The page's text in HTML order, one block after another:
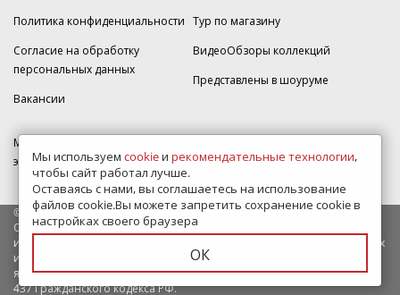
Политика конфиденциальности
Согласие на обработку
персональных данных
Вакансии
Тур по магазину
ВидеоОбзоры коллекций
Представлены в шоуруме
МКАД 2км внешняя сторона, д. 2, ТРЦ "Шоколад" (РИО) Реутов, -1
этаж, магазин Плитка-SDVK.
© 2009—2026 г. Все права защищены
Обращаем Ваше внимание на то, что данный интернет-сайт носит
исключительно информационный характер и ни при каких условиях
информационные материалы и цены, размещенные на сайте, не
являются публичной офертой, определяемой положениями Статьи
437 Гражданского кодекса РФ.
Мы используем cookieи рекомендательные технологии,
чтобы сайт работал лучше.
Оставаясь с нами, вы соглашаетесь на использование
файлов cookie.Вы можете запретить сохранение cookie в
настройках своего браузера
ОК